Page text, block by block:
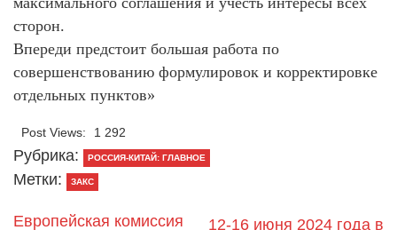
сторон.
Впереди предстоит большая работа по
совершенствованию формулировок и корректировке
отдельных пунктов»
Post Views: 1 292
Рубрика: РОССИЯ-КИТАЙ: ГЛАВНОЕ
Метки: ЗАКС
Европейская комиссия
12-16 июня 2024 года в